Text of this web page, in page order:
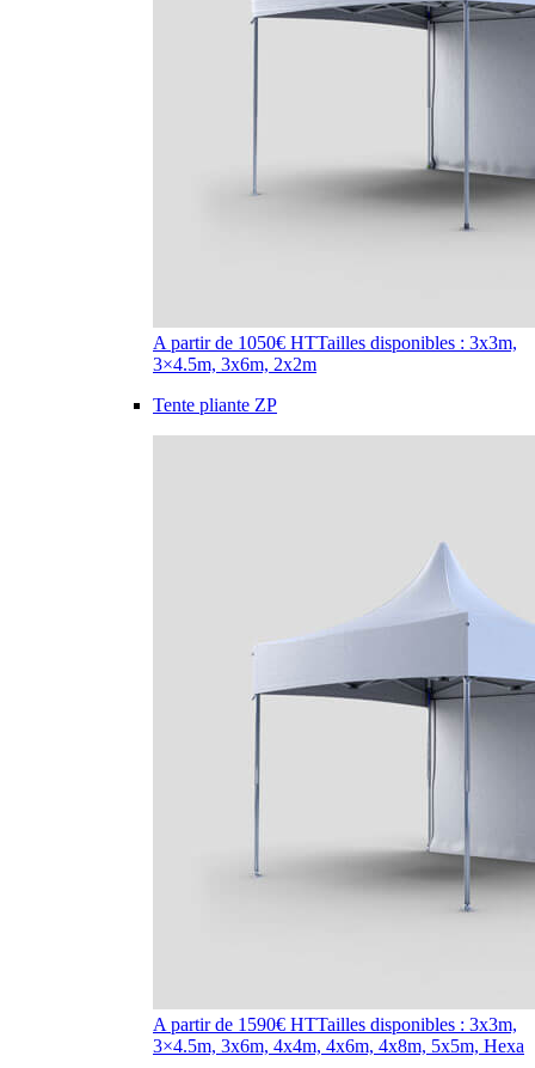
A partir de 1050€ HTTailles disponibles : 3x3m,
3×4.5m, 3x6m, 2x2m
Tente pliante ZP
A partir de 1590€ HTTailles disponibles : 3x3m,
3×4.5m, 3x6m, 4x4m, 4x6m, 4x8m, 5x5m, Hexa